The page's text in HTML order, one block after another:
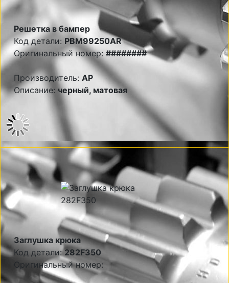
Решетка в бампер
Код детали: PBM99250AR
Оригинальный номер: ########
Производитель: AP
Описание: черный, матовая
Заглушка крюка
Код детали:282F350
Оригинальный номер: